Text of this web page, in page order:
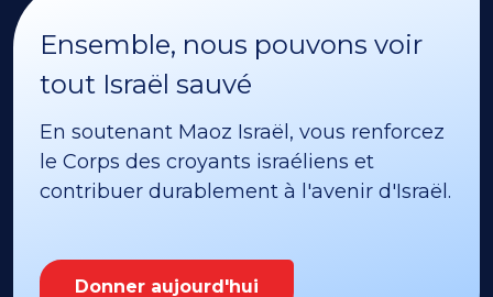
Ensemble, nous pouvons voir
tout Israël sauvé
En soutenant Maoz Israël, vous renforcez
le Corps des croyants israéliens et
contribuer durablement à l'avenir d'Israël.
Donner aujourd'hui